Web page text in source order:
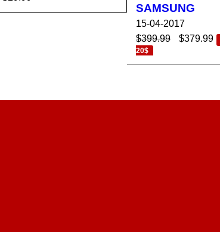
AÑADIR AL CA
VISTA
SAMSUNG
15-04-2017
$399.99 $379.99
20$
AÑADIR AL CA